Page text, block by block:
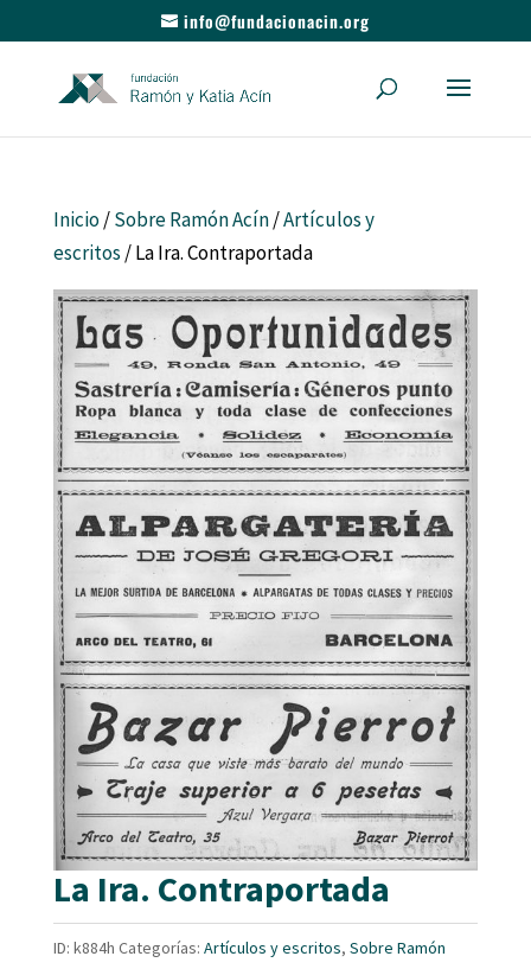
info@fundacionacin.org
Inicio/Sobre Ramón Acín/Artículos y
escritos / La Ira. Contraportada
La Ira. Contraportada
ID: k884h Categorías: Artículos y escritos, Sobre Ramón